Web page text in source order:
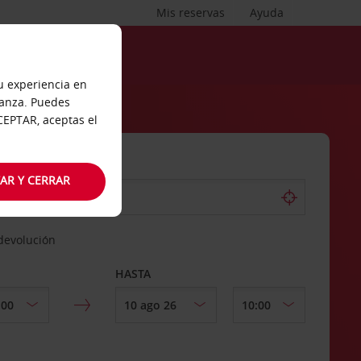
Ayuda
Mis reservas
HASTA
experiencia en
Puedes
aceptas el
Y CERRAR